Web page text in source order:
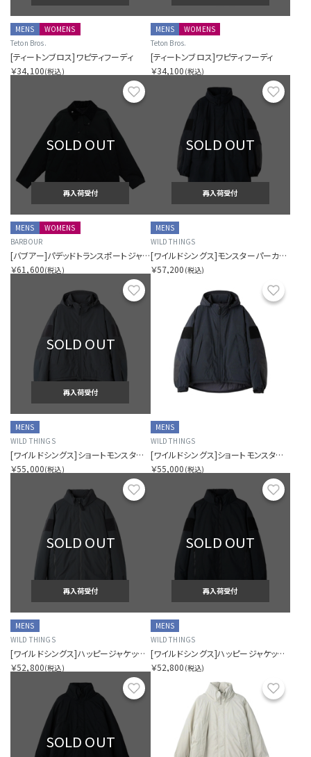
MENS
WOMENS
Teton Bros.
[ティートンブロス]ワピティフーディ
￥34,100(税込)
MENS
WOMENS
Teton Bros.
[ティートンブロス]ワピティフーディ
￥34,100 (税込)
お気に入り
SOLD OUT
再入荷受付
MENS
WOMENS
BARBOUR
[バブアー]パデッドトランスポートジャケット
￥61,600(税込)
SOLD OUT
再入荷受付
MENS
WILD THINGS
[ワイルドシングス]モンスターパーカー タイプ2
￥57,200 (税込)
お気に入り
SOLD OUT
再入荷受付
MENS
WILD THINGS
[ワイルドシングス]ショートモンスターパーカー
￥55,000(税込)
MENS
WILD THINGS
[ワイルドシングス]ショートモンスターパーカー
￥55,000 (税込)
お気に入り
SOLD OUT
再入荷受付
MENS
WILD THINGS
[ワイルドシングス]ハッピージャケット タイプ2
￥52,800(税込)
SOLD OUT
再入荷受付
MENS
WILD THINGS
[ワイルドシングス]ハッピージャケット タイプ2
￥52,800 (税込)
お気に入り
SOLD OUT